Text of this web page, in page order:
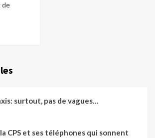
de
surtout, pas de vagues…
CPS et ses téléphones qui sonnent